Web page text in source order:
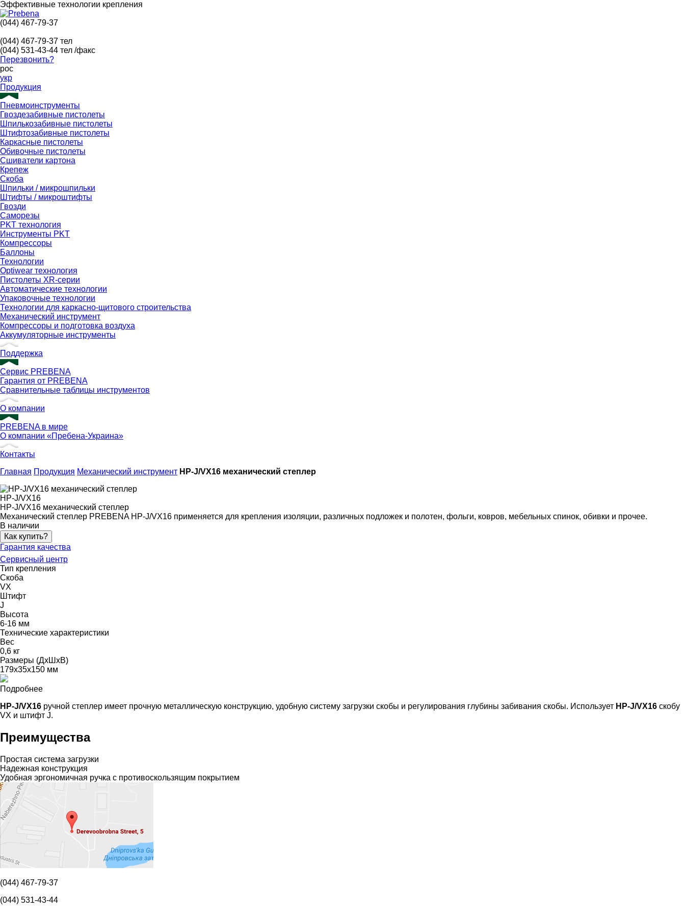
Эффективные технологии крепления
(044) 467-79-37
(044) 467-79-37 тел
(044) 531-43-44 тел /факс
Перезвонить?
рос
укр
Продукция
Пневмоинструменты
Гвоздезабивные пистолеты
Шпилькозабивные пистолеты
Штифтозабивные пистолеты
Каркасные пистолеты
Обивочные пистолеты
Сшиватели картона
Крепеж
Скоба
Шпильки / микрошпильки
Штифты / микроштифты
Гвозди
Саморезы
PKT технология
Инструменты PKT
Компрессоры
Баллоны
Технологии
Optiwear технология
Пистолеты XR-серии
Автоматические технологии
Упаковочные технологии
Технологии для каркасно-щитового строительства
Механический инструмент
Компрессоры и подготовка воздуха
Аккумуляторные инструменты
Поддержка
Сервис PREBENA
Гарантия от PREBENA
Сравнительные таблицы инструментов
О компании
PREBENA в мире
О компании «Пребена-Украина»
Контакты
Главная Продукция Механический инструмент HP-J/VX16 механический степлер
HP-J/VX16
HP-J/VX16 механический степлер
Механический степлер PREBENA HP-J/VX16 применяется для крепления изоляции, различных подложек и полотен, фольги, ковров, мебельных спинок, обивки и прочее.
В наличии
Как купить?
Гарантия качества
Сервисный центр
Тип крепления
Скоба
VX
Штифт
J
Высота
6-16 мм
Технические характеристики
Вес
0,6 кг
Размеры (ДхШхВ)
179x35x150 мм
Подробнее
HP-J/VX16 ручной степлер имеет прочную металлическую конструкцию, удобную систему загрузки скобы и регулирования глубины забивания скобы. Использует HP-J/VX16 скобу
VX и штифт J.
Преимущества
Простая система загрузки
Надежная конструкция
Удобная эргономичная ручка с противоскользящим покрытием
(044) 467-79-37
(044) 531-43-44